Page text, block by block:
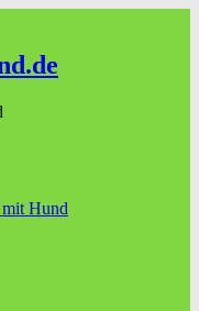
mit Hund